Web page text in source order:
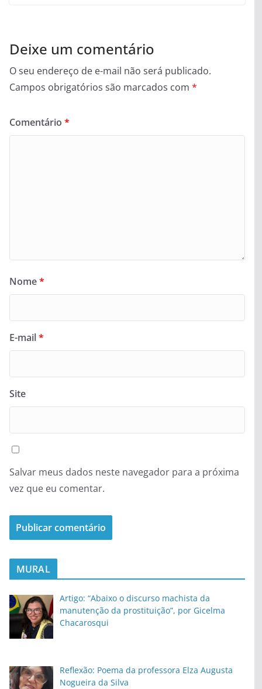
Deixe um comentário
O seu endereço de e-mail não será publicado.
Campos obrigatórios são marcados com *
Comentário *
Nome*
E-mail*
Site
Salvar meus dados neste navegador para a próxima
vez que eu comentar.
MURAL
Artigo: “Abaixo o discurso machista da
manutenção da prostituição”, por Gicelma
Chacarosqui
Reflexão: Poema da professora Elza Augusta
Nogueira da Silva